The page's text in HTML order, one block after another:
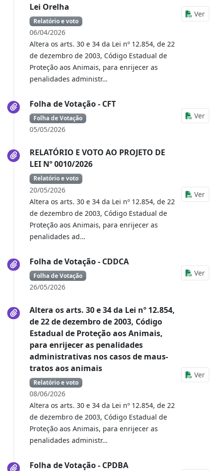
Lei Orelha
Relatório e voto
06/04/2026
Altera os arts. 30 e 34 da Lei nº 12.854, de 22
de dezembro de 2003, Código Estadual de
Proteção aos Animais, para enrijecer as
penalidades administr…
Ver
Folha de Votação - CFT
Folha de Votação
05/05/2026
Ver
RELATÓRIO E VOTO AO PROJETO DE
LEI Nº 0010/2026
Relatório e voto
20/05/2026
Altera os arts. 30 e 34 da Lei nº 12.854, de 22
de dezembro de 2003, Código Estadual de
Proteção aos Animais, para enrijecer as
penalidades ad…
Ver
Folha de Votação - CDDCA
Folha de Votação
26/05/2026
Ver
Altera os arts. 30 e 34 da Lei nº 12.854,
de 22 de dezembro de 2003, Código
Estadual de Proteção aos Animais,
para enrijecer as penalidades
administrativas nos casos de maus-
tratos aos animais
Relatório e voto
08/06/2026
Altera os arts. 30 e 34 da Lei nº 12.854, de 22
de dezembro de 2003, Código Estadual de
Proteção aos Animais, para enrijecer as
penalidades administr…
Ver
Folha de Votação - CPDBA